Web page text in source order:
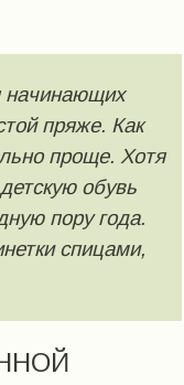
начинающих
пряже. Как
проще. Хотя
обувь
пору года.
спицами,